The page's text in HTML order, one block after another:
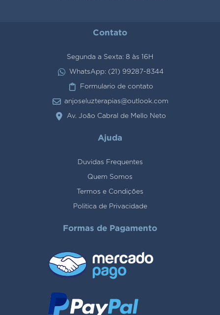
Contato
Segunda a Sexta: 8 às 16H
WhatsApp: (21) 99287-8344
Formulario de contato
anjoseluzterapias@outlook.com
Av. João Cabral de Mello Neto
Ajuda
Duvidas Frequentes
Quem Somos
Termos e Condições
Politica de Privacidade
Formas de Pagamento